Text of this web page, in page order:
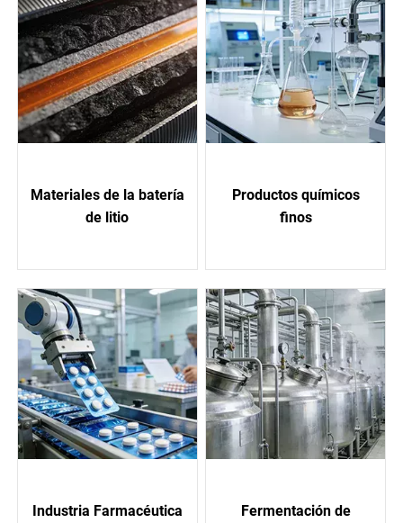
Materiales de la batería
de litio
Productos químicos
finos
Industria Farmacéutica
Fermentación de